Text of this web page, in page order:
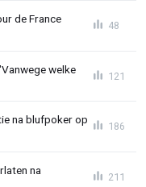
de France
48
welke
121
na blufpoker op
186
na
211